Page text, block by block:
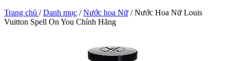
Trang chủ / Danh mục / Nước hoa Nữ / Nước Hoa Nữ Louis
Vuitton Spell On You Chính Hãng